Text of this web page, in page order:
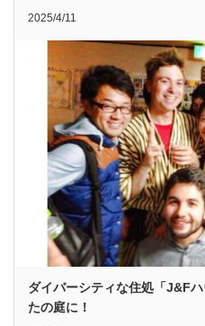
2025/4/11
ダイバーシティな住処「J&F
たの庭に！